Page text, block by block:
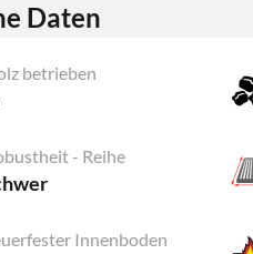
Daten
betrieben
- Reihe
Innenboden